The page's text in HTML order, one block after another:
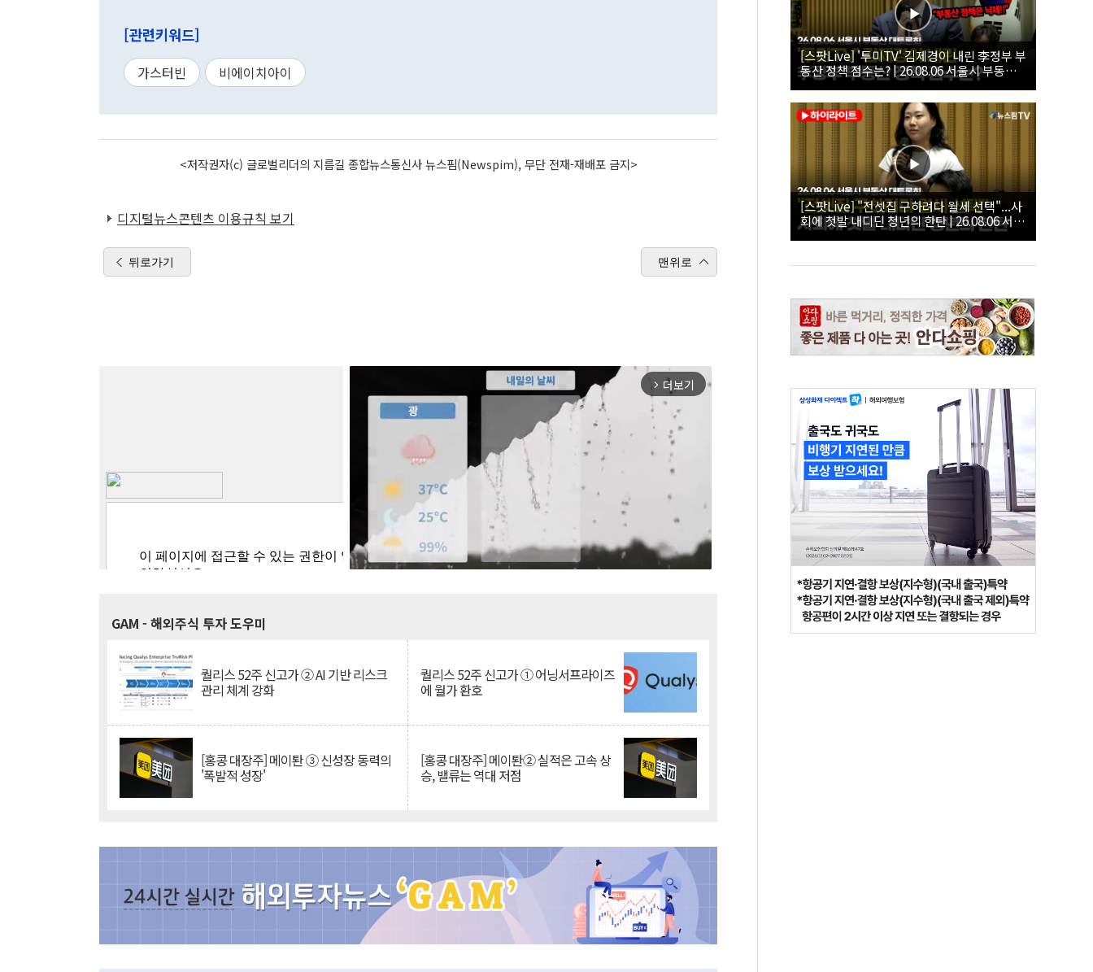
[관련키워드]
가스터빈 비에이치아이
<저작권자(c) 글로벌리더의 지름길 종합뉴스통신사 뉴스핌(Newspim), 무단 전재-재배포 금지>
디지털뉴스콘텐츠 이용규칙 보기
뒤로가기 맨위로
arrow_forward_ios 더보기
GAM - 해외주식 투자 도우미
퀄리스 52주 신고가 ② AI 기반 리스크
관리 체계 강화
퀄리스 52주 신고가 ① 어닝서프라이즈
에 월가 환호
[홍콩 대장주] 메이퇀 ③ 신성장 동력의
'폭발적 성장'
[홍콩 대장주] 메이퇀② 실적은 고속 상
승, 밸류는 역대 저점
[스팟Live] '투미TV' 김제경이 내린 李정부 부
동산 정책 점수는? | 26.08.06 서울시 부동산
대토론회
[스팟Live] "전셋집 구하려다 월세 선택"...사
회에 첫발 내디딘 청년의 한탄 | 26.08.06 서울
시 부동산 대토론회